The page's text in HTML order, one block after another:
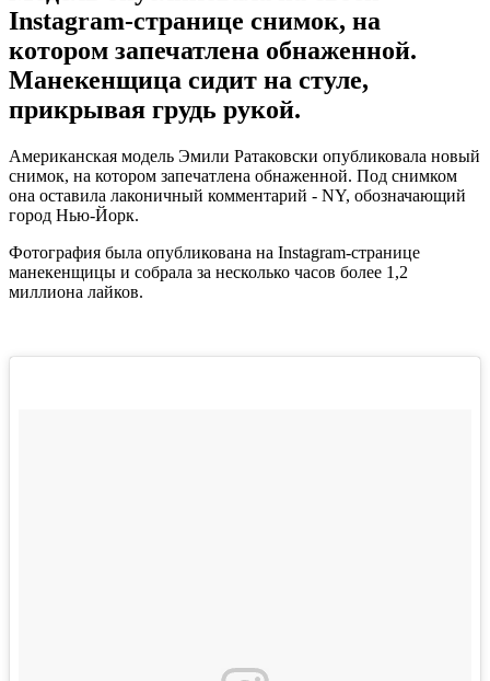
Instagram-странице снимок, на
котором запечатлена обнаженной.
Манекенщица сидит на стуле,
прикрывая грудь рукой.
Американская модель Эмили Ратаковски опубликовала новый
снимок, на котором запечатлена обнаженной. Под снимком
она оставила лаконичный комментарий - NY, обозначающий
город Нью-Йорк.
Фотография была опубликована на Instagram-странице
манекенщицы и собрала за несколько часов более 1,2
миллиона лайков.